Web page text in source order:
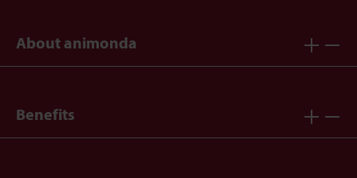
About animonda
Benefits